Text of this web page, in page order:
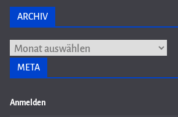
ARCHIV
Archiv
META
Anmelden